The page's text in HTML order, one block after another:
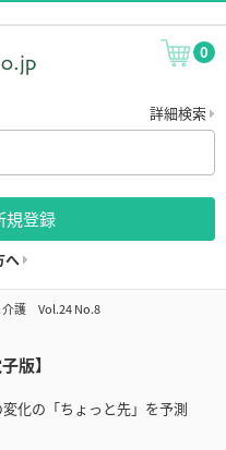
0
詳細検索
規登録
へ
介護 Vol.24 No.8
版】
化の「ちょっと先」を予測